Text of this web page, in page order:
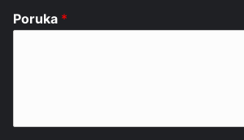
Poruka *